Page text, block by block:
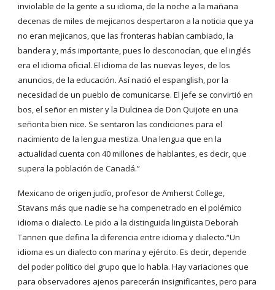
inviolable de la gente a su idioma, de la noche a la mañana
decenas de miles de mejicanos despertaron a la noticia que ya
no eran mejicanos, que las fronteras habían cambiado, la
bandera y, más importante, pues lo desconocían, que el inglés
era el idioma oficial. El idioma de las nuevas leyes, de los
anuncios, de la educación. Así nació el espanglish, por la
necesidad de un pueblo de comunicarse. El jefe se convirtió en
bos, el señor en mister y la Dulcinea de Don Quijote en una
señorita bien nice. Se sentaron las condiciones para el
nacimiento de la lengua mestiza. Una lengua que en la
actualidad cuenta con 40 millones de hablantes, es decir, que
supera la población de Canadá.”
Mexicano de origen judío, profesor de Amherst College,
Stavans más que nadie se ha compenetrado en el polémico
idioma o dialecto. Le pido a la distinguida lingüista Deborah
Tannen que defina la diferencia entre idioma y dialecto.“Un
idioma es un dialecto con marina y ejército. Es decir, depende
del poder político del grupo que lo habla. Hay variaciones que
para observadores ajenos parecerán insignificantes, pero para